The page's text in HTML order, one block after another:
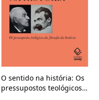
O sentido na história: Os
pressupostos teológicos